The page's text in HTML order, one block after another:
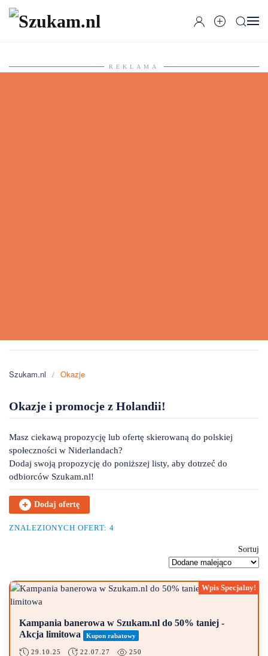
Przejdź do głównej treści
REKLAMA
Szukam.nl Okazje
Okazje i promocje z Holandii!
Masz ciekawą propozycję lub ofertę skierowaną do polskiej
społeczności w Niderlandach?
Dodaj swoją propozycję do poniższej listy, aby dotrzeć do
odbiorców Szukam.nl!
Dodaj ofertę
ZNALEZIONYCH OFERT: 4
Sortuj
Kampania banerowa w Szukam.nl do 50% taniej -
Akcja limitowa
Kupon rabatowy
29.10.25 22.07.27 250